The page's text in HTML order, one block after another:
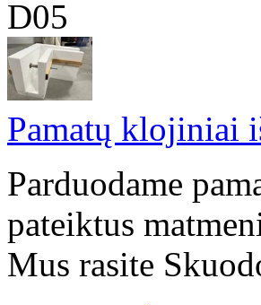
D05
Pamatų klojiniai
Parduodame
pateiktus
Mus rasite